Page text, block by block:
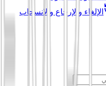
الإلغاء والإرجاع والانسحاب